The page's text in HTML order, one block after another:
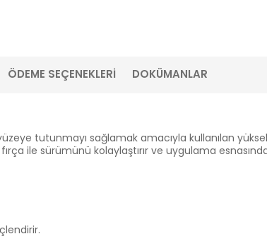
ÖDEME SEÇENEKLERI DOKÜMANLAR
tutunmayı sağlamak amacıyla kullanılan
ile sürümünü kolaylaştırır ve uygulama